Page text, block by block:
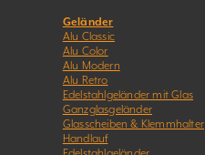
Geländer
Alu Classic
Alu Color
Alu Modern
Alu Retro
Edelstahlgeländer mit Glas
Ganzglasgeländer
Glasscheiben & Klemmhalter
Handlauf